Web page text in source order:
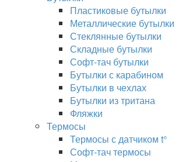
Пластиковые бутылки
Металлические бутылки
Стеклянные бутылки
Складные бутылки
Софт-тач бутылки
Бутылки с карабином
Бутылки в чехлах
Бутылки из тритана
Фляжки
Термосы
Термосы с датчиком t°
Софт-тач термосы